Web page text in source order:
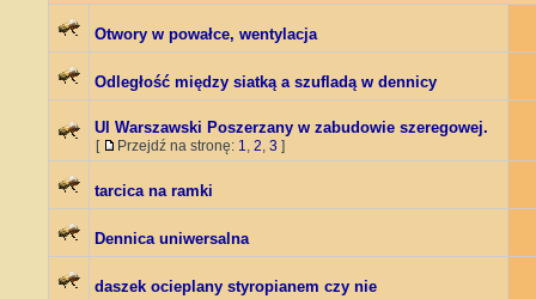
Otwory w powałce, wentylacja
Odległość między siatką a szufladą w dennicy
Ul Warszawski Poszerzany w zabudowie szeregowej.
[ Przejdź na stronę: 1, 2, 3 ]
tarcica na ramki
Dennica uniwersalna
daszek ocieplany styropianem czy nie